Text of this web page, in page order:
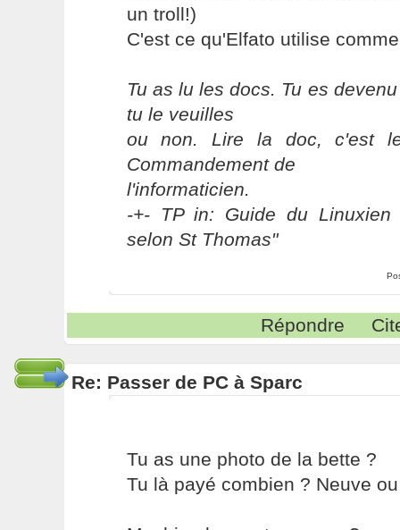
un troll!)
C'est ce qu'Elfato utilise
Tu as lu les docs. Tu es
tu le veuilles
ou non. Lire la doc, c'est
Commandement de
l'informaticien.
-+- TP in: Guide du Linuxien
selon St Thomas"
Répondre
Re: Passer de PC à Sparc
Tu as une photo de la bette ?
Tu là payé combien ? Neuve